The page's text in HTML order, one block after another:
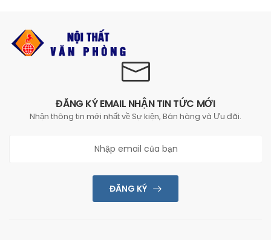
ĐĂNG KÝ EMAIL NHẬN TIN TỨC MỚI
Nhận thông tin mới nhất về Sự kiện, Bán hàng và Ưu đãi.
ĐĂNG KÝ